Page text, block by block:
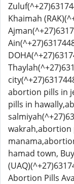
Khaimah
abortion pills in
pills in
hamad town,
Abortion Pills